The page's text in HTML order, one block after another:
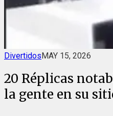
DivertidosMAY 15, 2026
20 Réplicas
la gente en su